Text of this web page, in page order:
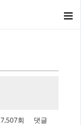
7,507회
댓글